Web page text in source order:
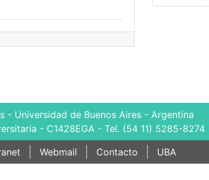
- Universidad de Buenos Aires - Argentina
- C1428EGA - Tel. (54 11) 5285-8274
Webmail Contacto UBA